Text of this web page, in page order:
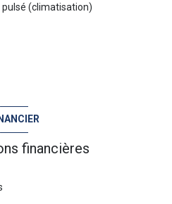
(climatisation)
financières